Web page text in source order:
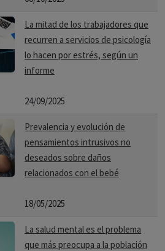
La mitad de los trabajadores que
recurren a servicios de psicología
lo hacen por estrés, según un
informe
24/09/2025
Prevalencia y evolución de
pensamientos intrusivos no
deseados sobre daños
relacionados con el bebé
18/05/2025
La salud mental es el problema
que más preocupa a la población